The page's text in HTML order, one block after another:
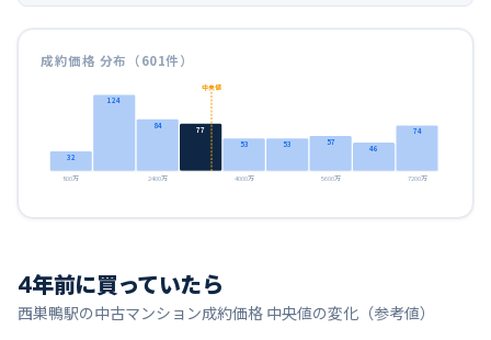
成約価格 分布（601件）
32
124
84 77
53 53 57
46
74
800万 2400万 4000万 5600万 7200万
中央値
4年前に買っていたら
西巣鴨駅の中古マンション成約価格 中央値の変化（参考値）